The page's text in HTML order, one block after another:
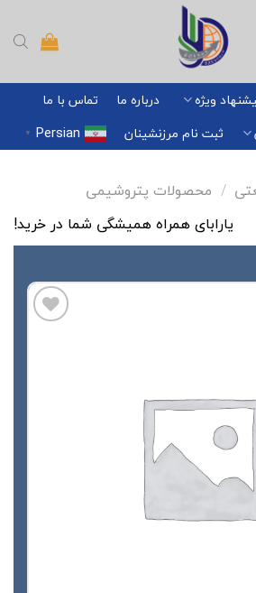
ویژه درباره ما
تماس با ما
ثبت نام مرزنشینان Persian
▼
/ محصولات پتروشیمی
یارابای همراه همیشگی شما در خرید!